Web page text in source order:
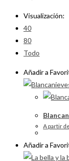
Visualización:
40
80
Todo
Añadir a
A partir
Añadir a